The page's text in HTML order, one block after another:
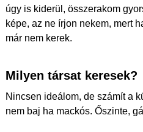
úgy is kiderül, összerakom
képe, az ne írjon nekem, mert
már nem kerek.
Milyen társat keresek?
Nincsen ideálom, de számít a
nem baj ha mackós. Őszinte,